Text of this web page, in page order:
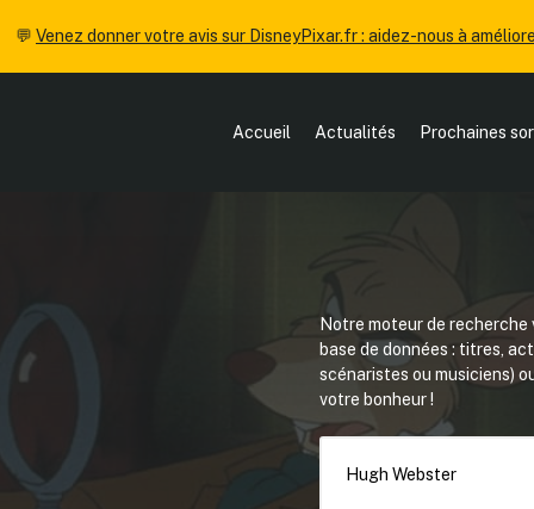
💬 Venez donner votre avis sur DisneyPixar.fr : aidez-nous à
Accueil Actualités Prochaines
Notre moteur de
base de données : titres,
scénaristes ou musiciens)
votre bonheur !